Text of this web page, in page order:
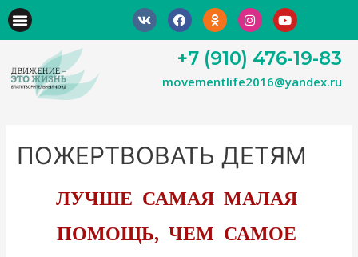
+7 (910) 476-19-83
movementlife2016@yandex.ru
ПОЖЕРТВОВАТЬ ДЕТЯМ
ЛУЧШЕ САМАЯ МАЛАЯ
ПОМОЩЬ, ЧЕМ САМОЕ